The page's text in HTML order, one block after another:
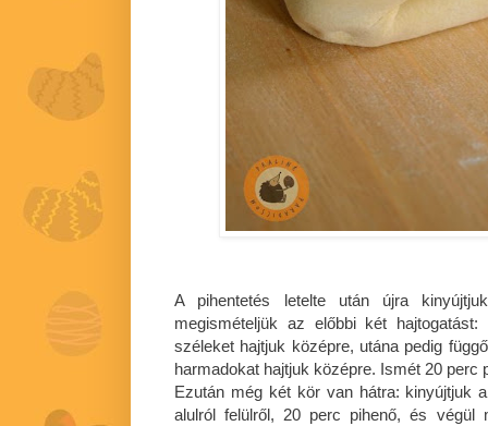
A pihentetés letelte után újra
megismételjük az előbbi két
széleket hajtjuk középre, utána pedig
harmadokat hajtjuk középre. Ismét 20 perc
Ezután még két kör van hátra: kinyújtjuk
alulról felülről, 20 perc pihenő, és végül